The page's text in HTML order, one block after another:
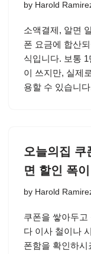
by Harold
소액결제, 알면
폰 요금에 합산
식입니다. 보통
이 쓰지만, 실제
용할 수 있습니
오늘의집 쿠
면 할인 폭
by Harold
쿠폰을 쌓아두고
다 이사 철이나
폰함을 확인하시